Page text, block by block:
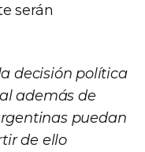
serán
decisión política
además de
puedan
de ello